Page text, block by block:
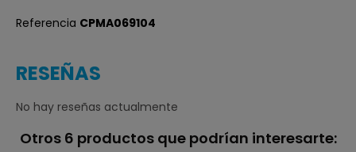
Referencia CPMA069104
RESEÑAS
No hay reseñas actualmente
Otros 6 productos que podrían interesarte: